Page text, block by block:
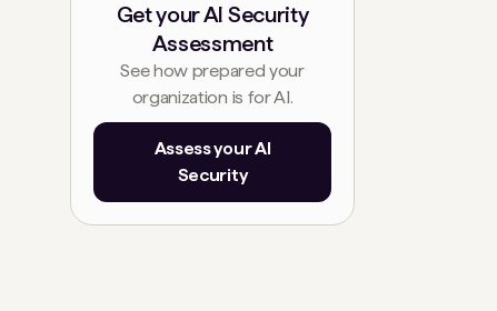
Get your AI Security
Assessment
See how prepared your
organization is for AI.
Assess your AI
Security